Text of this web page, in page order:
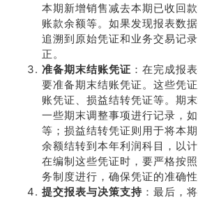
本期新增销售减去本期已收回
账款余额等。如果发现报表数
追溯到原始凭证和业务交易记
正。
准备期末结账凭证 ：在完成报
要准备期末结账凭证。这些凭
账凭证、损益结转凭证等。期
一些期末调整事项进行记录，
等；损益结转凭证则用于将本
余额结转到本年利润科目，以
在编制这些凭证时，要严格按
务制度进行，确保凭证的准确性
提交报表与决策支持 ：最后，